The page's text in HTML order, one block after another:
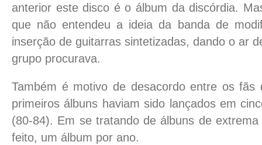
anterior este disco é o álbum da discórdia.
que não entendeu a ideia da banda de
inserção de guitarras sintetizadas, dando o ar
grupo procurava.
Também é motivo de desacordo entre os fãs
primeiros álbuns haviam sido lançados em
(80-84). Em se tratando de álbuns de
feito, um álbum por ano.